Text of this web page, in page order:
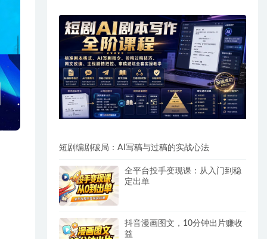
短剧编剧破局：AI写稿与过稿的实战心法
全平台投手变现课：从入门到稳
定出单
抖音漫画图文，10分钟出片赚收
益